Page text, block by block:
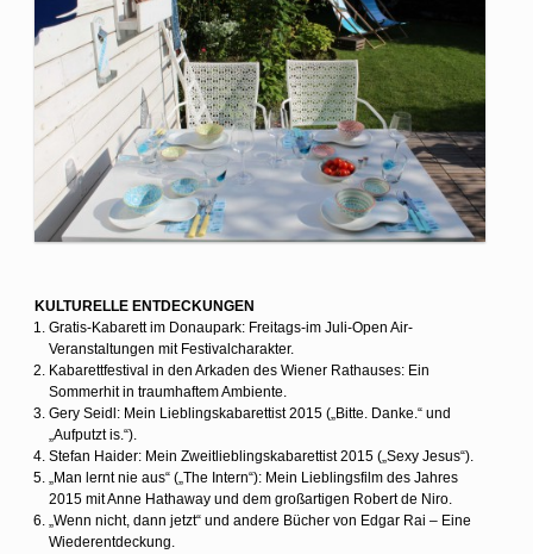
KULTURELLE ENTDECKUNGEN
Gratis-Kabarett im Donaupark: Freitags-im Juli-Open Air-
Veranstaltungen mit Festivalcharakter.
Kabarettfestival in den Arkaden des Wiener Rathauses: Ein
Sommerhit in traumhaftem Ambiente.
Gery Seidl: Mein Lieblingskabarettist 2015 („Bitte. Danke.“ und
„Aufputzt is.“).
Stefan Haider: Mein Zweitlieblingskabarettist 2015 („Sexy Jesus“).
„Man lernt nie aus“ („The Intern“): Mein Lieblingsfilm des Jahres
2015 mit Anne Hathaway und dem großartigen Robert de Niro.
„Wenn nicht, dann jetzt“ und andere Bücher von Edgar Rai – Eine
Wiederentdeckung.